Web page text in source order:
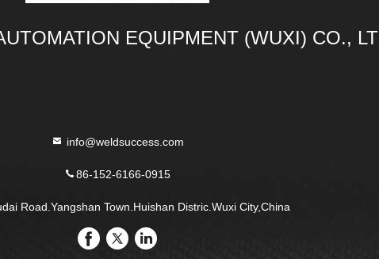
EQUIPMENT (WUXI) CO.,
info@weldsuccess.com
86-152-6166-0915
Road.Yangshan Town.Huishan Distric.Wuxi City,China